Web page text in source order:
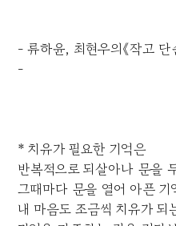
- 류하윤, 최현우의《작고 단
-
* 치유가 필요한 기억은
반복적으로 되살아나 문을
그때마다 문을 열어 아픈
내 마음도 조금씩 치유가